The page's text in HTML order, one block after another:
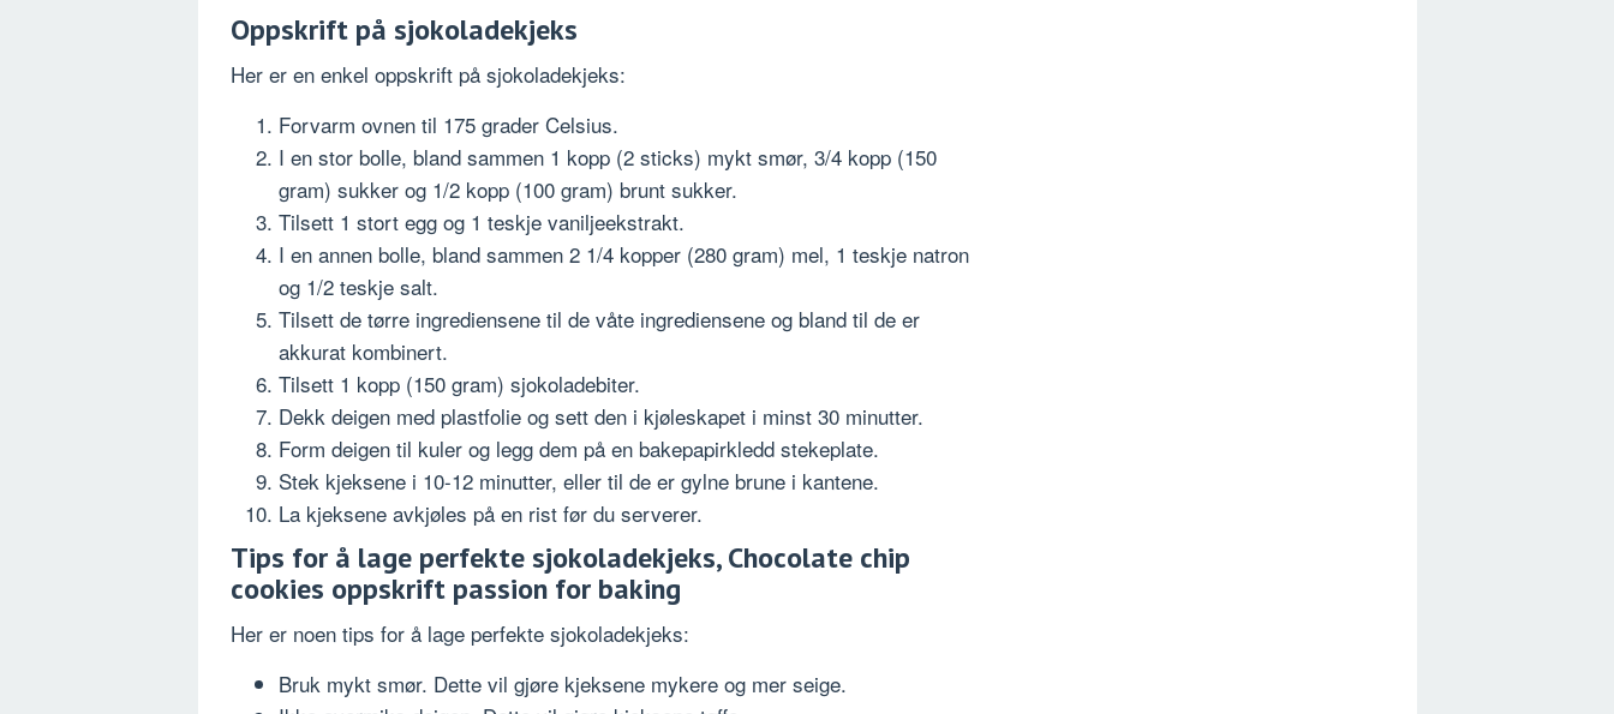
Oppskrift på sjokoladekjeks
Her er en enkel oppskrift på sjokoladekjeks:
Forvarm ovnen til 175 grader Celsius.
I en stor bolle, bland sammen 1 kopp (2 sticks) mykt smør, 3/4 kopp (150
gram) sukker og 1/2 kopp (100 gram) brunt sukker.
Tilsett 1 stort egg og 1 teskje vaniljeekstrakt.
I en annen bolle, bland sammen 2 1/4 kopper (280 gram) mel, 1 teskje natron
og 1/2 teskje salt.
Tilsett de tørre ingrediensene til de våte ingrediensene og bland til de er
akkurat kombinert.
Tilsett 1 kopp (150 gram) sjokoladebiter.
Dekk deigen med plastfolie og sett den i kjøleskapet i minst 30 minutter.
Form deigen til kuler og legg dem på en bakepapirkledd stekeplate.
Stek kjeksene i 10-12 minutter, eller til de er gylne brune i kantene.
La kjeksene avkjøles på en rist før du serverer.
Tips for å lage perfekte sjokoladekjeks, Chocolate chip
cookies oppskrift passion for baking
Her er noen tips for å lage perfekte sjokoladekjeks:
Bruk mykt smør. Dette vil gjøre kjeksene mykere og mer seige.